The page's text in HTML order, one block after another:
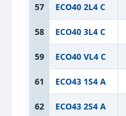
57 ECO40 2L4 C
58 ECO40 3L4 C
59 ECO40 VL4 C
61 ECO43 1S4 A
62 ECO43 2S4 A